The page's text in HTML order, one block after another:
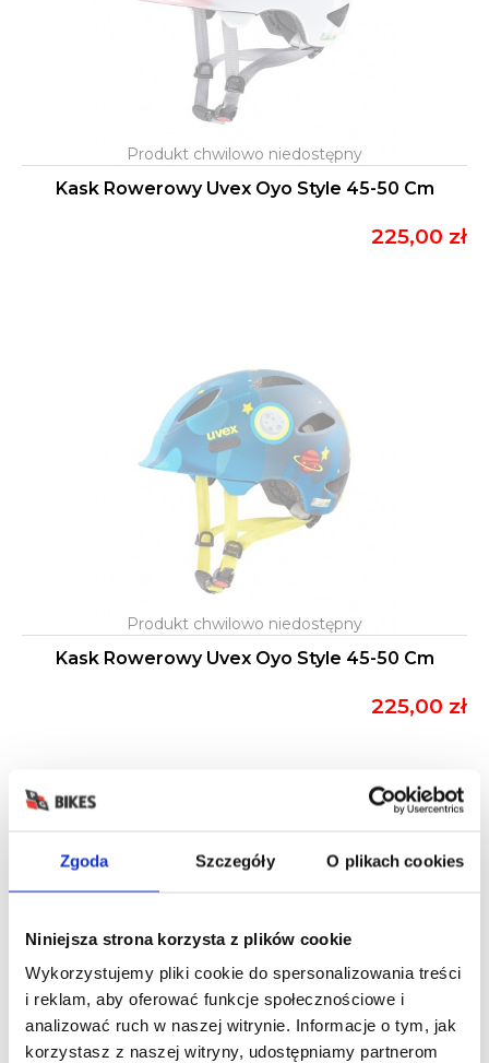
Zgoda Szczegóły O plikach cookies
Niniejsza strona korzysta z plików cookie
Wykorzystujemy pliki cookie do spersonalizowania treści
i reklam, aby oferować funkcje społecznościowe i
analizować ruch w naszej witrynie. Informacje o tym, jak
korzystasz z naszej witryny, udostępniamy partnerom
Kask Rowerowy Uvex Oyo Style 45-50 Cm
225,00 zł
Kask Rowerowy Uvex Oyo Style 45-50 Cm
225,00 zł